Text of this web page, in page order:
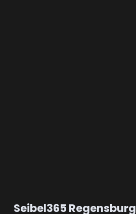
Seibel365 Regensburg